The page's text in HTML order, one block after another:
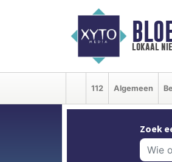
lokaal
112 Algemeen
Zoek